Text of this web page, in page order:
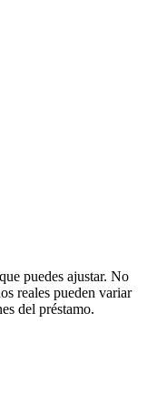
puedes ajustar. No
reales pueden variar
del préstamo.